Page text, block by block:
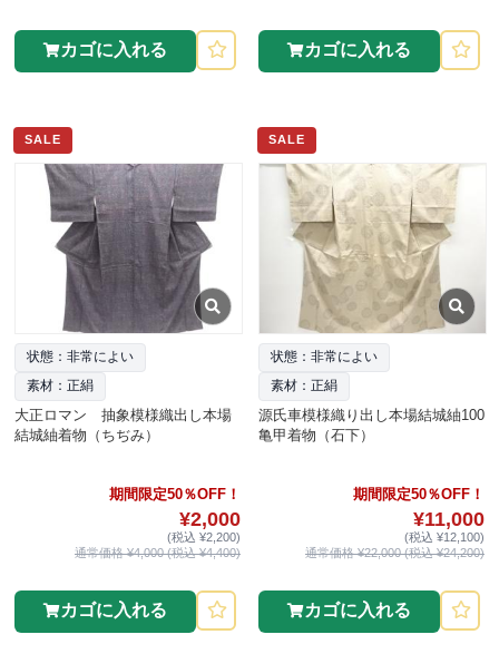
カゴに入れる カゴに入れる
SALE
状態：非常によい
素材：正絹
大正ロマン 抽象模様織出し本場
結城紬着物（ちぢみ）
期間限定50％OFF！
¥2,000
(税込 ¥2,200)
通常価格 ¥4,000 (税込 ¥4,400)
カゴに入れる
SALE
状態：非常によい
素材：正絹
源氏車模様織り出し本場結城紬100
亀甲着物（石下）
期間限定50％OFF！
¥11,000
(税込 ¥12,100)
通常価格 ¥22,000 (税込 ¥24,200)
カゴに入れる